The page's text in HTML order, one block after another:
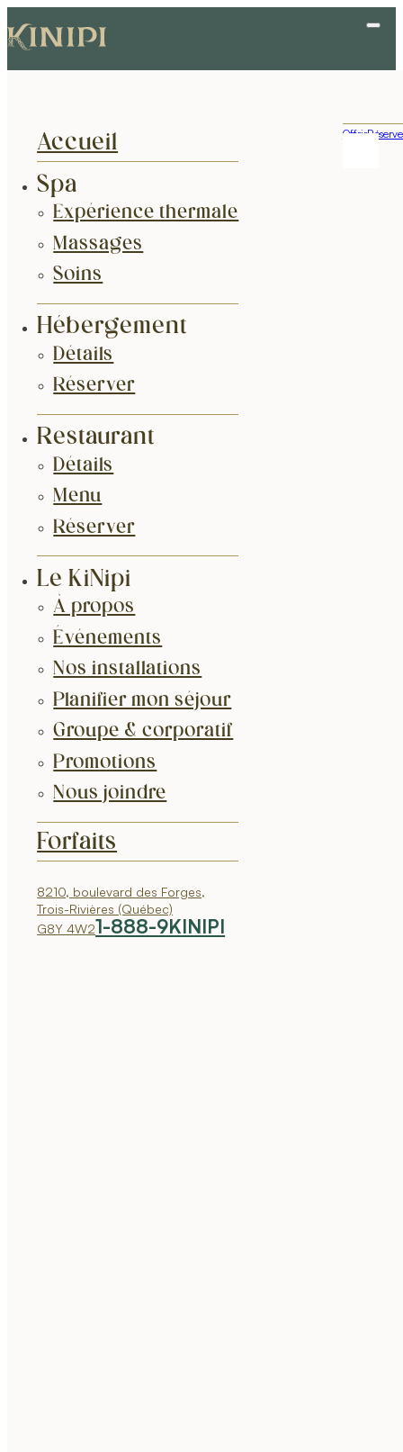
Accueil
Spa
Expérience thermale
Massages
Soins
Hébergement
Détails
Réserver
Restaurant
Détails
Menu
Réserver
Le KiNipi
À propos
Événements
Nos installations
Planifier mon séjour
Groupe & corporatif
Promotions
Nous joindre
Forfaits
8210, boulevard des Forges,
Trois-Rivières (Québec)
G8Y 4W21-888-9KINIPI
Offrir